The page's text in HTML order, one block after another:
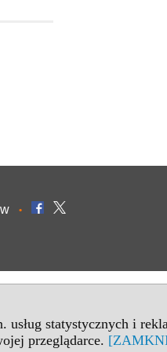
statystycznych i
przeglądarce.
•